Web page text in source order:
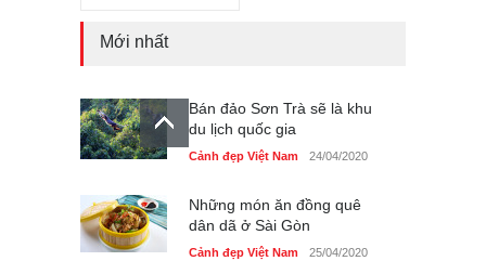
Mới nhất
Bán đảo Sơn Trà sẽ là khu
du lịch quốc gia
Cảnh đẹp Việt Nam 24/04/2020
Những món ăn đồng quê
dân dã ở Sài Gòn
Cảnh đẹp Việt Nam 25/04/2020